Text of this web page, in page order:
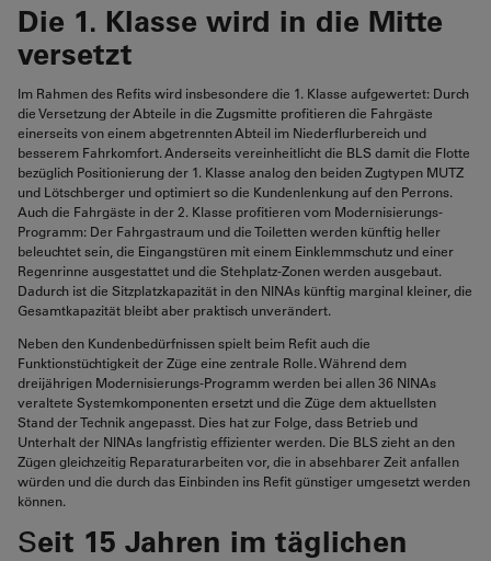
Die 1. Klasse wird in die Mitte
versetzt
Im Rahmen des Refits wird insbesondere die 1. Klasse aufgewertet: Durch
die Versetzung der Abteile in die Zugsmitte profitieren die Fahrgäste
einerseits von einem abgetrennten Abteil im Niederflurbereich und
besserem Fahrkomfort. Anderseits vereinheitlicht die BLS damit die Flotte
bezüglich Positionierung der 1. Klasse analog den beiden Zugtypen MUTZ
und Lötschberger und optimiert so die Kundenlenkung auf den Perrons.
Auch die Fahrgäste in der 2. Klasse profitieren vom Modernisierungs-
Programm: Der Fahrgastraum und die Toiletten werden künftig heller
beleuchtet sein, die Eingangstüren mit einem Einklemmschutz und einer
Regenrinne ausgestattet und die Stehplatz-Zonen werden ausgebaut.
Dadurch ist die Sitzplatzkapazität in den NINAs künftig marginal kleiner, die
Gesamtkapazität bleibt aber praktisch unverändert.
Neben den Kundenbedürfnissen spielt beim Refit auch die
Funktionstüchtigkeit der Züge eine zentrale Rolle. Während dem
dreijährigen Modernisierungs-Programm werden bei allen 36 NINAs
veraltete Systemkomponenten ersetzt und die Züge dem aktuellsten
Stand der Technik angepasst. Dies hat zur Folge, dass Betrieb und
Unterhalt der NINAs langfristig effizienter werden. Die BLS zieht an den
Zügen gleichzeitig Reparaturarbeiten vor, die in absehbarer Zeit anfallen
würden und die durch das Einbinden ins Refit günstiger umgesetzt werden
können.
Seit 15 Jahren im täglichen